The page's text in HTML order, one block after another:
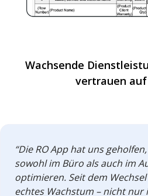
Wachsende
vertrauen auf
“Die RO App hat uns
sowohl im Büro als auch im
optimieren. Seit dem
echtes Wachstum – nicht nur